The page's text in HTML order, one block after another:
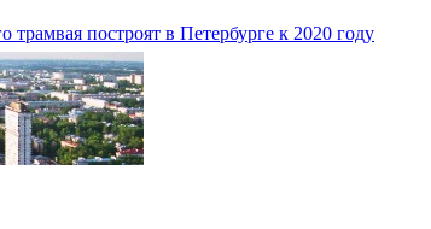
трамвая построят в Петербурге к 2020 году